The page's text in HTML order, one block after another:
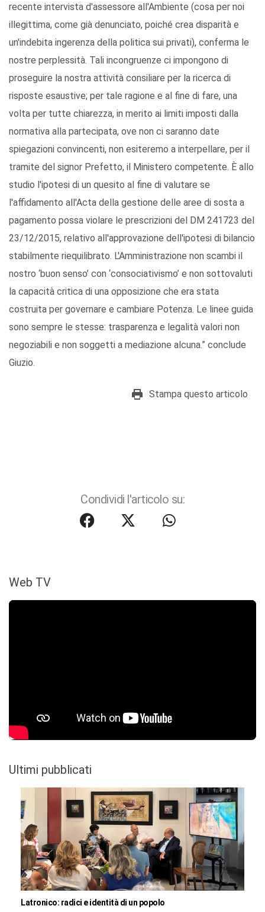
recente intervista d'assessore all'Ambiente (cosa per noi
illegittima, come già denunciato, poiché crea disparità e
un'indebita ingerenza della politica sui privati), conferma le
nostre perplessità. Tali incongruenze ci impongono di
proseguire la nostra attività consiliare per la ricerca di
risposte esaustive; per tale ragione e al fine di fare, una
volta per tutte chiarezza, in merito ai limiti imposti dalla
normativa alla partecipata, ove non ci saranno date
spiegazioni convincenti, non esiteremo a interpellare, per il
tramite del signor Prefetto, il Ministero competente. È allo
studio l'ipotesi di un quesito al fine di valutare se
l'affidamento all'Acta della gestione delle aree di sosta a
pagamento possa violare le prescrizioni del DM 241723 del
23/12/2015, relativo all'approvazione dell'ipotesi di bilancio
stabilmente riequilibrato. L'Amministrazione non scambi il
nostro ‘buon senso’ con ‘consociativismo’ e non sottovaluti
la capacità critica di una opposizione che era stata
costruita per governare e cambiare Potenza. Le linee guida
sono sempre le stesse: trasparenza e legalità valori non
negoziabili e non soggetti a mediazione alcuna.” conclude
Giuzio.
Stampa questo articolo
Condividi l'articolo su:
Web TV
Ultimi pubblicati
Latronico: radici e identità di un popolo